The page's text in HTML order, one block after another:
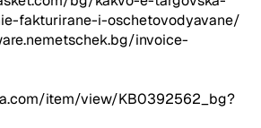
fakturirane-i-oschetovodyavane/
invoice-
item/view/KB0392562_bg?